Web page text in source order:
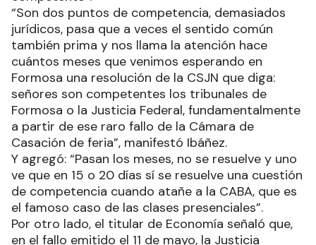
“Son dos puntos de competencia, demasiados
jurídicos, pasa que a veces el sentido común
también prima y nos llama la atención hace
cuántos meses que venimos esperando en
Formosa una resolución de la CSJN que diga:
señores son competentes los tribunales de
Formosa o la Justicia Federal, fundamentalmente
a partir de ese raro fallo de la Cámara de
Casación de feria”, manifestó Ibáñez.
Y agregó: “Pasan los meses, no se resuelve y uno
ve que en 15 o 20 días sí se resuelve una cuestión
de competencia cuando atañe a la CABA, que es
el famoso caso de las clases presenciales”.
Por otro lado, el titular de Economía señaló que,
en el fallo emitido el 11 de mayo, la Justicia